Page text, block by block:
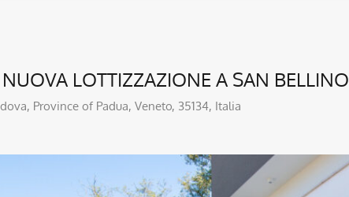
LOTTIZZAZIONE A SAN BELLINO
Province of Padua, Veneto, 35134, Italia